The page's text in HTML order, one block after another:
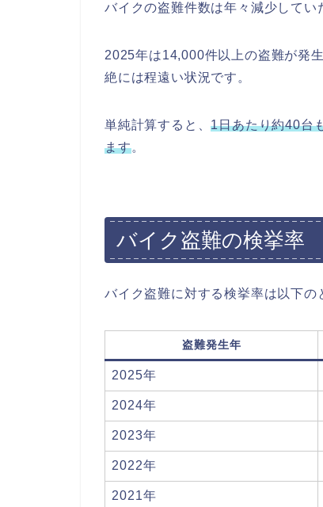
バイクの盗難件数は年々減少してい
2025年は14,000件以上の盗難が発
絶には程遠い状況です。
単純計算すると、1日あたり約40台
ます。
バイク盗難の検挙率
バイク盗難に対する検挙率は以下の
盗難発生年
2025年
2024年
2023年
2022年
2021年